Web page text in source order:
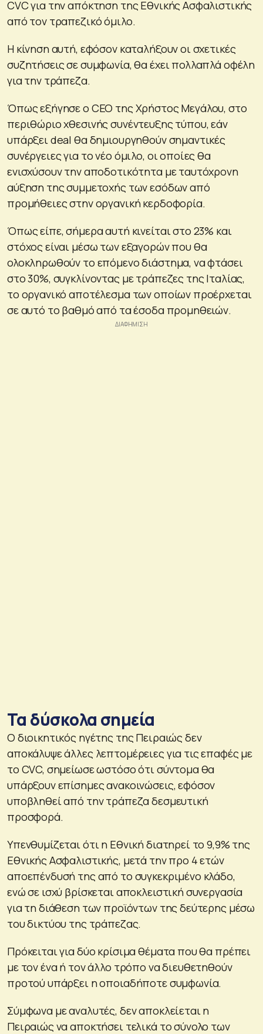
CVC για την απόκτηση της Εθνικής Ασφαλιστικής
από τον τραπεζικό όμιλο.
Η κίνηση αυτή, εφόσον καταλήξουν οι σχετικές
συζητήσεις σε συμφωνία, θα έχει πολλαπλά οφέλη
για την τράπεζα.
Όπως εξήγησε ο CEO της Χρήστος Μεγάλου, στο
περιθώριο χθεσινής συνέντευξης τύπου, εάν
υπάρξει deal θα δημιουργηθούν σημαντικές
συνέργειες για το νέο όμιλο, οι οποίες θα
ενισχύσουν την αποδοτικότητα με ταυτόχρονη
αύξηση της συμμετοχής των εσόδων από
προμήθειες στην οργανική κερδοφορία.
Όπως είπε, σήμερα αυτή κινείται στο 23% και
στόχος είναι μέσω των εξαγορών που θα
ολοκληρωθούν το επόμενο διάστημα, να φτάσει
στο 30%, συγκλίνοντας με τράπεζες της Ιταλίας,
το οργανικό αποτέλεσμα των οποίων προέρχεται
σε αυτό το βαθμό από τα έσοδα προμηθειών.
Τα δύσκολα σημεία
Ο διοικητικός ηγέτης της Πειραιώς δεν
αποκάλυψε άλλες λεπτομέρειες για τις επαφές με
το CVC, σημείωσε ωστόσο ότι σύντομα θα
υπάρξουν επίσημες ανακοινώσεις, εφόσον
υποβληθεί από την τράπεζα δεσμευτική
προσφορά.
Υπενθυμίζεται ότι η Εθνική διατηρεί το 9,9% της
Εθνικής Ασφαλιστικής, μετά την προ 4 ετών
αποεπένδυσή της από το συγκεκριμένο κλάδο,
ενώ σε ισχύ βρίσκεται αποκλειστική συνεργασία
για τη διάθεση των προϊόντων της δεύτερης μέσω
του δικτύου της τράπεζας.
Πρόκειται για δύο κρίσιμα θέματα που θα πρέπει
με τον ένα ή τον άλλο τρόπο να διευθετηθούν
προτού υπάρξει η οποιαδήποτε συμφωνία.
Σύμφωνα με αναλυτές, δεν αποκλείεται η
Πειραιώς να αποκτήσει τελικά το σύνολο των